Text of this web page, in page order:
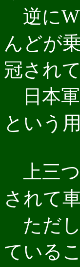
逆に
んどが
冠され
日本軍
という
上三つ
されて
ただし
ている